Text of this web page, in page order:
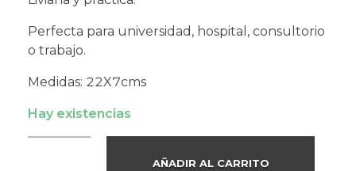
Perfecta para universidad, hospital, consultorio
o trabajo.
Medidas: 22X7cms
Hay existencias
AÑADIR AL CARRITO